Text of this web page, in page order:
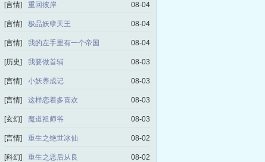
[言情] 重回彼岸 08-04
[言情] 极品妖孽天王 08-04
[言情] 我的左手里有一个帝国 08-04
[历史] 我要做首辅 08-03
[言情] 小妖养成记 08-03
[言情] 这样恋着多喜欢 08-03
[玄幻] 魔道祖师爷 08-03
[言情] 重生之绝世冰仙 08-02
[科幻] 重生之恶后从良 08-02